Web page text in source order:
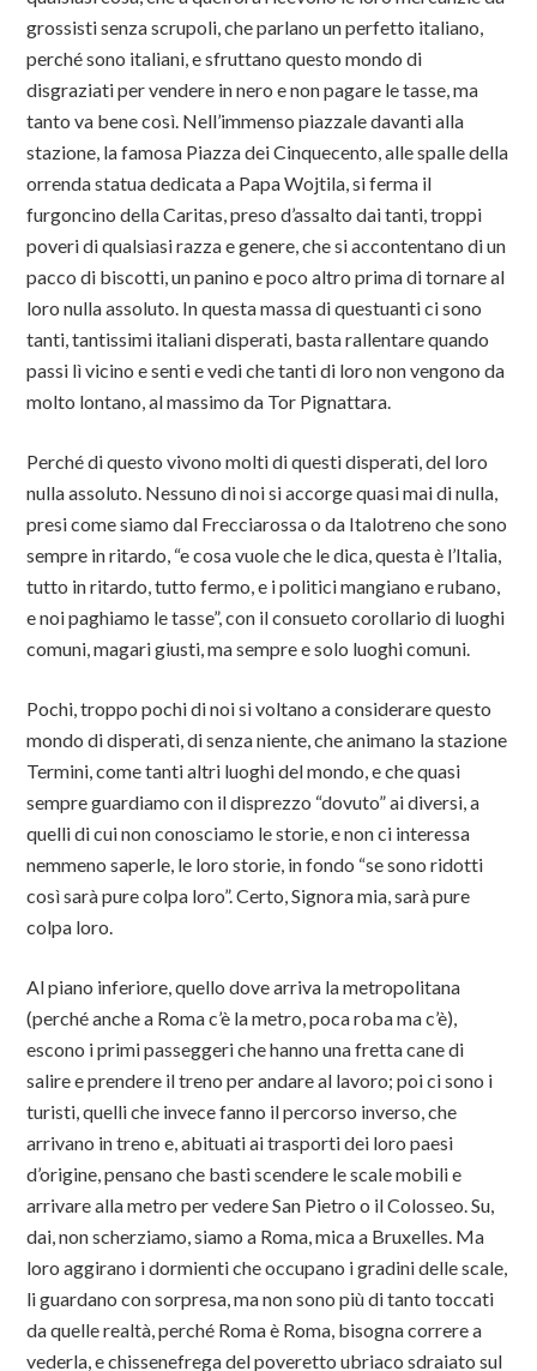
grossisti senza scrupoli, che parlano un perfetto italiano,
perché sono italiani, e sfruttano questo mondo di
disgraziati per vendere in nero e non pagare le tasse, ma
tanto va bene così. Nell’immenso piazzale davanti alla
stazione, la famosa Piazza dei Cinquecento, alle spalle della
orrenda statua dedicata a Papa Wojtila, si ferma il
furgoncino della Caritas, preso d’assalto dai tanti, troppi
poveri di qualsiasi razza e genere, che si accontentano di un
pacco di biscotti, un panino e poco altro prima di tornare al
loro nulla assoluto. In questa massa di questuanti ci sono
tanti, tantissimi italiani disperati, basta rallentare quando
passi lì vicino e senti e vedi che tanti di loro non vengono da
molto lontano, al massimo da Tor Pignattara.
Perché di questo vivono molti di questi disperati, del loro
nulla assoluto. Nessuno di noi si accorge quasi mai di nulla,
presi come siamo dal Frecciarossa o da Italotreno che sono
sempre in ritardo, “e cosa vuole che le dica, questa è l’Italia,
tutto in ritardo, tutto fermo, e i politici mangiano e rubano,
e noi paghiamo le tasse”, con il consueto corollario di luoghi
comuni, magari giusti, ma sempre e solo luoghi comuni.
Pochi, troppo pochi di noi si voltano a considerare questo
mondo di disperati, di senza niente, che animano la stazione
Termini, come tanti altri luoghi del mondo, e che quasi
sempre guardiamo con il disprezzo “dovuto” ai diversi, a
quelli di cui non conosciamo le storie, e non ci interessa
nemmeno saperle, le loro storie, in fondo “se sono ridotti
così sarà pure colpa loro”. Certo, Signora mia, sarà pure
colpa loro.
Al piano inferiore, quello dove arriva la metropolitana
(perché anche a Roma c’è la metro, poca roba ma c’è),
escono i primi passeggeri che hanno una fretta cane di
salire e prendere il treno per andare al lavoro; poi ci sono i
turisti, quelli che invece fanno il percorso inverso, che
arrivano in treno e, abituati ai trasporti dei loro paesi
d’origine, pensano che basti scendere le scale mobili e
arrivare alla metro per vedere San Pietro o il Colosseo. Su,
dai, non scherziamo, siamo a Roma, mica a Bruxelles. Ma
loro aggirano i dormienti che occupano i gradini delle scale,
li guardano con sorpresa, ma non sono più di tanto toccati
da quelle realtà, perché Roma è Roma, bisogna correre a
vederla, e chissenefrega del poveretto ubriaco sdraiato sul